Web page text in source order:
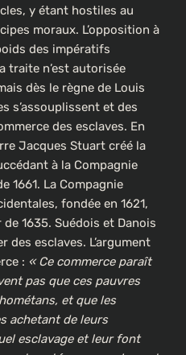
y étant hostiles au
moraux. L’opposition à
des impératifs
traite n’est autorisée
dès le règne de Louis
s’assouplissent et des
des esclaves. En
Jacques Stuart créé la
à la Compagnie
1661. La Compagnie
fondée en 1621,
1635. Suédois et Danois
des esclaves. L’argument
: « Ce commerce paraît
pas que ces pauvres
et que les
achetant de leurs
esclavage et leur font